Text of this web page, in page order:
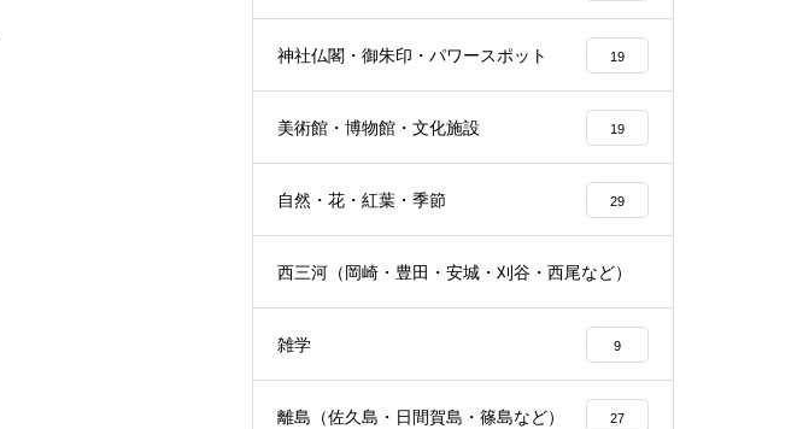
神社仏閣・御朱印・パワースポット 19
美術館・博物館・文化施設 19
自然・花・紅葉・季節 29
西三河（岡崎・豊田・安城・刈谷・西尾など）
雑学 9
離島（佐久島・日間賀島・篠島など） 27